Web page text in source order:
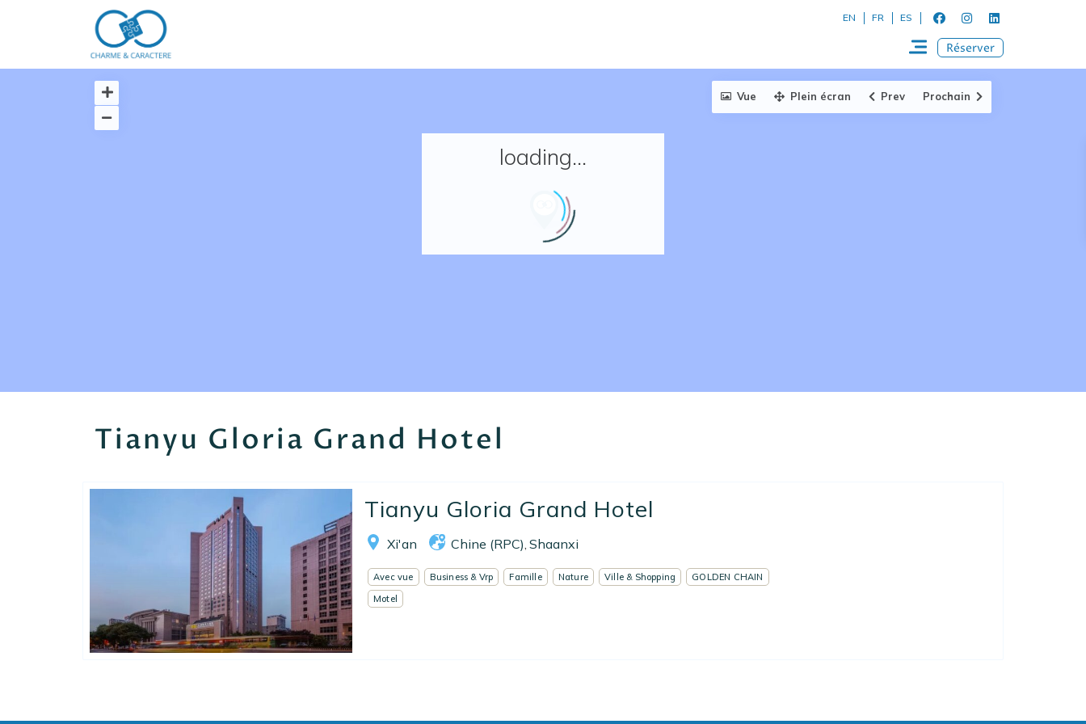
Réserver un séjour
Ecrivez-nous
EN FR ES
Réserver
loading...
Vue Plein écran Prev Prochain
Tianyu Gloria Grand Hotel
Tianyu Gloria Grand Hotel
Xi'an Chine (RPC) Shaanxi
Avec vue Business & Vrp Famille Nature Ville & Shopping
GOLDEN CHAIN
Motel